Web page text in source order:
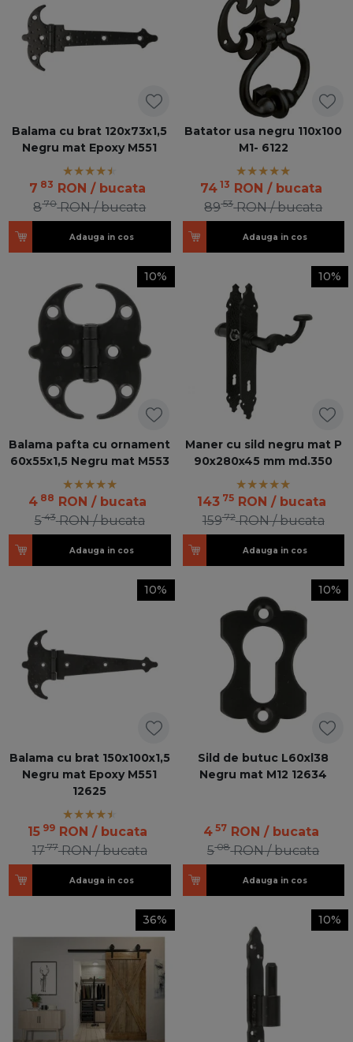
Balama cu brat 120x73x1,5
Negru mat Epoxy M551
7 83 RON / bucata
870 RON / bucata
Adauga in cos
Batator usa negru 110x100
M1- 6122
74 13 RON / bucata
8953 RON / bucata
Adauga in cos
10%
Balama pafta cu ornament
60x55x1,5 Negru mat M553
4 88 RON / bucata
543 RON / bucata
Adauga in cos
10%
Maner cu sild negru mat P
90x280x45 mm md.350
143 75 RON / bucata
15972 RON / bucata
Adauga in cos
10%
Balama cu brat 150x100x1,5
Negru mat Epoxy M551
12625
15 99 RON / bucata
1777 RON / bucata
Adauga in cos
10%
Sild de butuc L60xl38
Negru mat M12 12634
4 57 RON / bucata
508 RON / bucata
Adauga in cos
36% 10%